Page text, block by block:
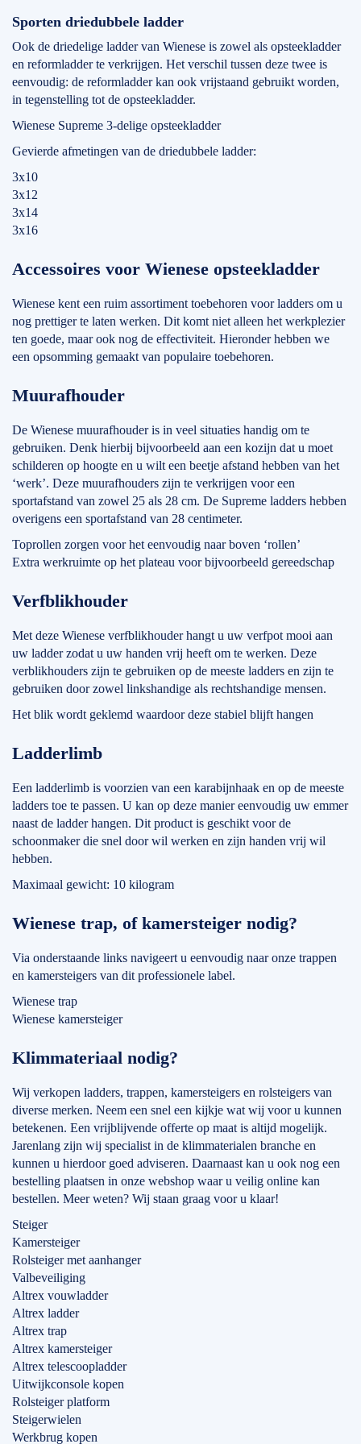
Sporten driedubbele ladder
Ook de driedelige ladder van Wienese is zowel als opsteekladder
en reformladder te verkrijgen. Het verschil tussen deze twee is
eenvoudig: de reformladder kan ook vrijstaand gebruikt worden,
in tegenstelling tot de opsteekladder.
Wienese Supreme 3-delige opsteekladder
Gevierde afmetingen van de driedubbele ladder:
3x10
3x12
3x14
3x16
Accessoires voor Wienese opsteekladder
Wienese kent een ruim assortiment toebehoren voor ladders om u
nog prettiger te laten werken. Dit komt niet alleen het werkplezier
ten goede, maar ook nog de effectiviteit. Hieronder hebben we
een opsomming gemaakt van populaire toebehoren.
Muurafhouder
De Wienese muurafhouder is in veel situaties handig om te
gebruiken. Denk hierbij bijvoorbeeld aan een kozijn dat u moet
schilderen op hoogte en u wilt een beetje afstand hebben van het
‘werk’. Deze muurafhouders zijn te verkrijgen voor een
sportafstand van zowel 25 als 28 cm. De Supreme ladders hebben
overigens een sportafstand van 28 centimeter.
Toprollen zorgen voor het eenvoudig naar boven ‘rollen’
Extra werkruimte op het plateau voor bijvoorbeeld gereedschap
Verfblikhouder
Met deze Wienese verfblikhouder hangt u uw verfpot mooi aan
uw ladder zodat u uw handen vrij heeft om te werken. Deze
verblikhouders zijn te gebruiken op de meeste ladders en zijn te
gebruiken door zowel linkshandige als rechtshandige mensen.
Het blik wordt geklemd waardoor deze stabiel blijft hangen
Ladderlimb
Een ladderlimb is voorzien van een karabijnhaak en op de meeste
ladders toe te passen. U kan op deze manier eenvoudig uw emmer
naast de ladder hangen. Dit product is geschikt voor de
schoonmaker die snel door wil werken en zijn handen vrij wil
hebben.
Maximaal gewicht: 10 kilogram
Wienese trap, of kamersteiger nodig?
Via onderstaande links navigeert u eenvoudig naar onze trappen
en kamersteigers van dit professionele label.
Wienese trap
Wienese kamersteiger
Klimmateriaal nodig?
Wij verkopen ladders, trappen, kamersteigers en rolsteigers van
diverse merken. Neem een snel een kijkje wat wij voor u kunnen
betekenen. Een vrijblijvende offerte op maat is altijd mogelijk.
Jarenlang zijn wij specialist in de klimmaterialen branche en
kunnen u hierdoor goed adviseren. Daarnaast kan u ook nog een
bestelling plaatsen in onze webshop waar u veilig online kan
bestellen. Meer weten? Wij staan graag voor u klaar!
Steiger
Kamersteiger
Rolsteiger met aanhanger
Valbeveiliging
Altrex vouwladder
Altrex ladder
Altrex trap
Altrex kamersteiger
Altrex telescoopladder
Uitwijkconsole kopen
Rolsteiger platform
Steigerwielen
Werkbrug kopen